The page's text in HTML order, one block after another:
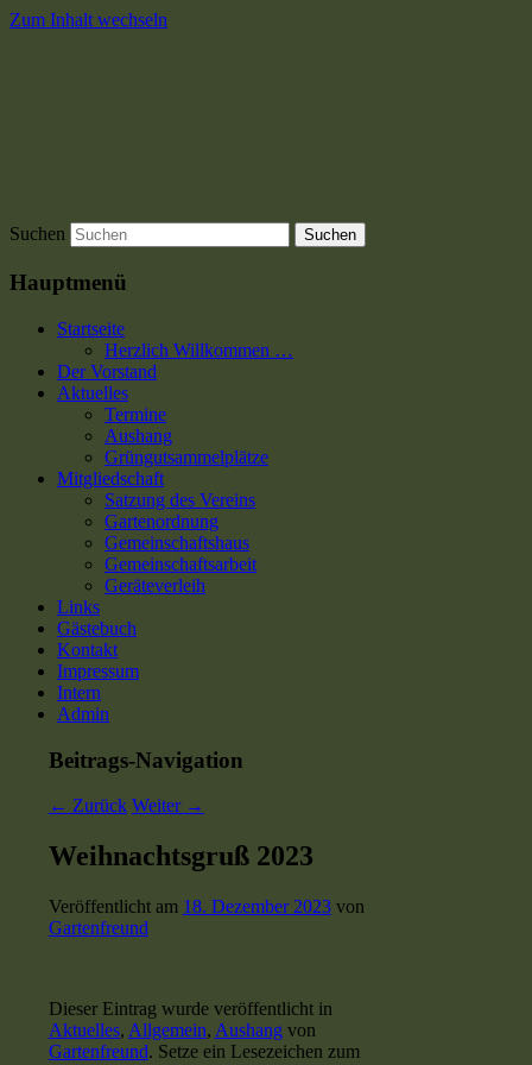
Zum Inhalt wechseln
Suchen
Hauptmenü
Startseite
Herzlich Willkommen …
Der Vorstand
Aktuelles
Termine
Aushang
Grüngutsammelplätze
Mitgliedschaft
Satzung des Vereins
Gartenordnung
Gemeinschaftshaus
Gemeinschaftsarbeit
Geräteverleih
Links
Gästebuch
Kontakt
Impressum
Intern
Admin
Beitrags-Navigation
← Zurück Weiter →
Weihnachtsgruß 2023
Veröffentlicht am 18. Dezember 2023 von
Gartenfreund
Dieser Eintrag wurde veröffentlicht in
Aktuelles, Allgemein, Aushangvon
Gartenfreund. Setze ein Lesezeichen zum